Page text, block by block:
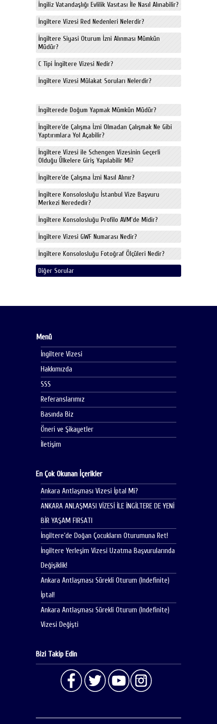
İngiliz Vatandaşlığı Evlilik Vasıtası İle Nasıl Alınabilir?
İngiltere Vizesi Red Nedenleri Nelerdir?
İngiltere Siyasi Oturum İzni Alınması Mümkün
Müdür?
C Tipi İngiltere Vizesi Nedir?
İngiltere Vizesi Mülakat Soruları Nelerdir?
İngilterede Doğum Yapmak Mümkün Müdür?
İngiltere’de Çalışma İzni Olmadan Çalışmak Ne Gibi
Yaptırımlara Yol Açabilir?
İngiltere Vizesi ile Schengen Vizesinin Geçerli
Olduğu Ülkelere Giriş Yapılabilir Mi?
İngiltere’de Çalışma İzni Nasıl Alınır?
İngiltere Konsolosluğu İstanbul Vize Başvuru
Merkezi Nerededir?
İngiltere Konsolosluğu Profilo AVM'de Midir?
İngiltere Vizesi GWF Numarası Nedir?
İngiltere Konsolosluğu Fotoğraf Ölçüleri Nedir?
Diğer Sorular
Menü
İngiltere Vizesi
Hakkımızda
SSS
Referanslarımız
Basında Biz
Öneri ve Şikayetler
İletişim
En Çok Okunan İçerikler
Ankara Antlaşması Vizesi İptal Mi?
ANKARA ANLAŞMASI VİZESİ İLE İNGİLTERE DE YENİ
BİR YAŞAM FIRSATI
İngiltere’de Doğan Çocukların Oturumuna Ret!
İngiltere Yerleşim Vizesi Uzatma Başvurularında
Değişiklik!
Ankara Antlaşması Sürekli Oturum (Indefinite)
İptal!
Ankara Antlaşması Sürekli Oturum (Indefinite)
Vizesi Değişti
Bizi Takip Edin